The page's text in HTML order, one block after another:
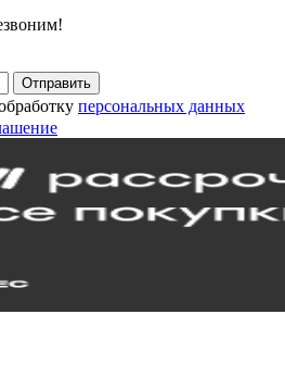
Отправить
персональных данных